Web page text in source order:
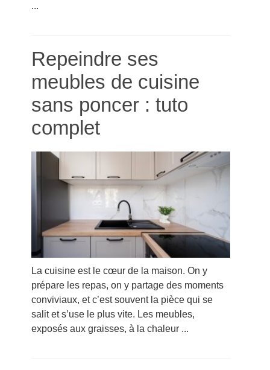
...
Repeindre ses
meubles de cuisine
sans poncer : tuto
complet
La cuisine est le cœur de la maison. On y
prépare les repas, on y partage des moments
conviviaux, et c’est souvent la pièce qui se
salit et s’use le plus vite. Les meubles,
exposés aux graisses, à la chaleur ...